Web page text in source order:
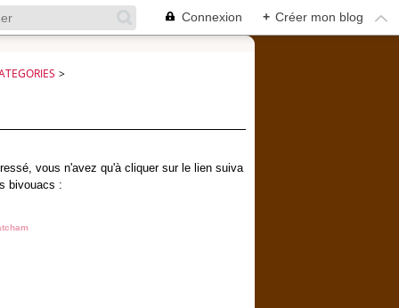
Connexion + Créer mon blog
>
vous n'avez qu'à cliquer sur le lien suiva
bivouacs :